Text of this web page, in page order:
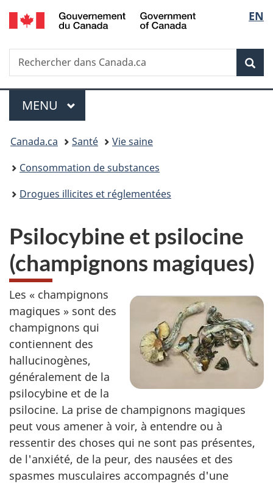
Passer
au
principal
Passer
à
Au
du
Passer
à
version
simplifiée
de
la
EN
Recherche
Rechercher
dans
Menu
MENU PRINCIPAL
Vous
êtes
ici :
Canada.ca Santé
Vie saine
Consommation de substances
Drogues illicites et réglementées
Psilocybine et psilocine
(champignons magiques)
Les « champignons
magiques » sont des
champignons qui
contiennent des
hallucinogènes,
généralement de la
psilocybine et de la
psilocine. La prise de champignons magiques
peut vous amener à voir, à entendre ou à
ressentir des choses qui ne sont pas présentes,
de l'anxiété, de la peur, des nausées et des
spasmes musculaires accompagnés d'une